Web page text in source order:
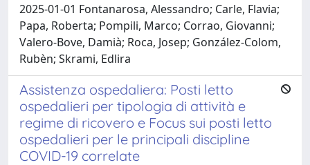
2025-01-01 Fontanarosa, Alessandro; Carle, Flavia;
Papa, Roberta; Pompili, Marco; Corrao, Giovanni;
Valero-Bove, Damià; Roca, Josep; González-Colom,
Rubèn; Skrami, Edlira
Assistenza ospedaliera: Posti letto
ospedalieri per tipologia di attività e
regime di ricovero e Focus sui posti letto
ospedalieri per le principali discipline
COVID-19 correlate